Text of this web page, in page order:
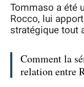
Tommaso a été
Rocco, lui
stratégique tout
Comment la
relation entre